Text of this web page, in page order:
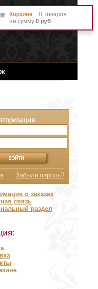
Корзина
0 товаров
на сумму 0 руб
Забыли пароль?
о заказах
связь
раздел